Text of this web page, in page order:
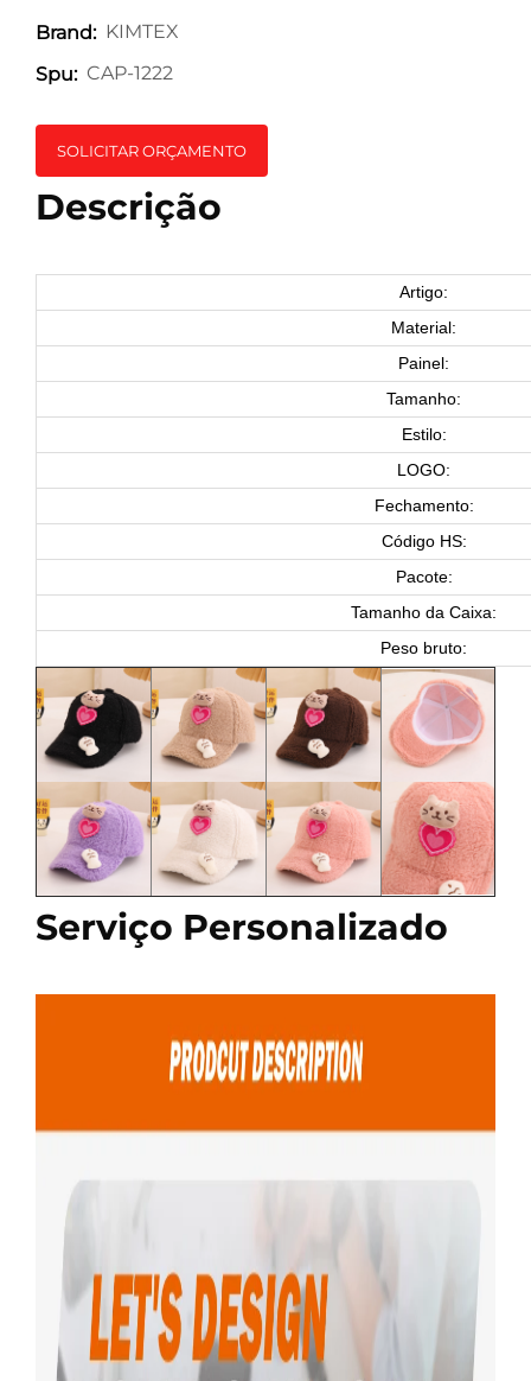
Brand: KIMTEX
Spu: CAP-1222
SOLICITAR ORÇAMENTO
Descrição
Artigo:
Material:
Painel:
Tamanho:
Estilo:
LOGO:
Fechamento:
Código HS:
Pacote:
Tamanho da Caixa:
Peso bruto:
Serviço Personalizado